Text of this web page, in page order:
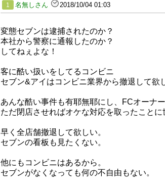
1 名無しさん 2018/10/04 01:03
変態セブンは逮捕されたのか？
本社から警察に通報したのか？
してねぇよな！
客に酷い扱いをしてるコンビニ
セブン&アイはコンビニ業界から撤退して欲
あんな酷い事件も有耶無耶にし、FCオーナ
ただ閉店させればオケな対応を取ったことに
早く全店舗撤退して欲しい。
セブンの看板も見たくない。
他にもコンビニはあるから。
セブンがなくなっても何の不自由もない。